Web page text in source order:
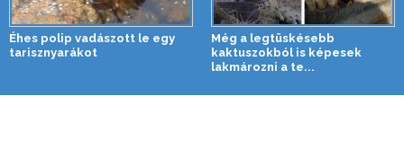
Éhes polip vadászott le egy
tarisznyarákot
Még a legtüskésebb
kaktuszokból is képesek
lakmározni a te...